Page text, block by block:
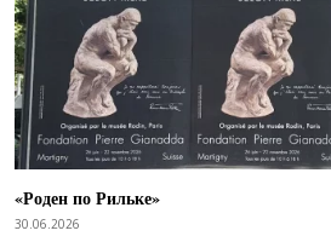
«Роден по Рильке»
30.06.2026